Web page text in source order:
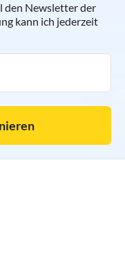
den Newsletter der
kann ich jederzeit